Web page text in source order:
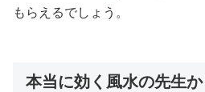
もらえるでしょう。
本当に効く風水の先生